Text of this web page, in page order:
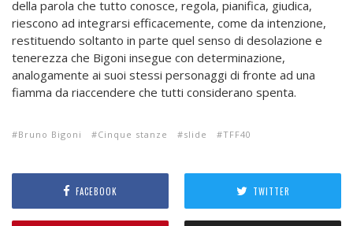
della parola che tutto conosce, regola, pianifica, giudica,
riescono ad integrarsi efficacemente, come da intenzione,
restituendo soltanto in parte quel senso di desolazione e
tenerezza che Bigoni insegue con determinazione,
analogamente ai suoi stessi personaggi di fronte ad una
fiamma da riaccendere che tutti considerano spenta.
Bruno Bigoni Cinque stanze slide TFF40
FACEBOOK TWITTER